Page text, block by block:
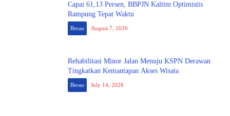
Capai 61,13 Persen, BBPJN Kaltim Optimistis
Rampung Tepat Waktu
Berau August 7, 2026
Rehabilitasi Minor Jalan Menuju KSPN Derawan
Tingkatkan Kemantapan Akses Wisata
Berau July 14, 2026